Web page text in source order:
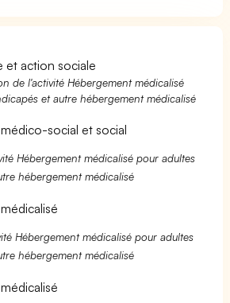
et action sociale
de l'activité Hébergement médicalisé
et autre hébergement médicalisé
social et social
Hébergement médicalisé pour adultes
hébergement médicalisé
Hébergement médicalisé pour adultes
hébergement médicalisé